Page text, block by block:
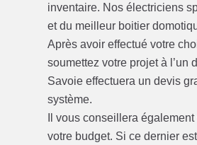
inventaire. Nos électriciens
et du meilleur boitier
Après avoir effectué votre
soumettez votre projet à l’un
Savoie effectuera un devis
système.
Il vous conseillera
votre budget. Si ce dernier